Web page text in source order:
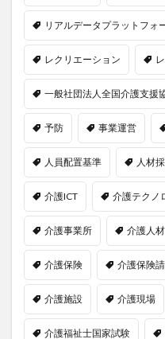
リアルデータプラットフォ
レクリエーション
一般社団法人全国介護支援
予防 事業運営
人員配置基準 人材
介護ICT 介護テクノ
介護事業所 介護人
介護保険 介護保険
介護施設 介護現場
介護福祉士国家試験